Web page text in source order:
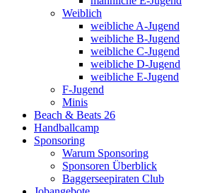
Weiblich
weibliche A-Jugend
weibliche B-Jugend
weibliche C-Jugend
weibliche D-Jugend
weibliche E-Jugend
F-Jugend
Minis
Beach & Beats 26
Handballcamp
Sponsoring
Warum Sponsoring
Sponsoren Überblick
Baggerseepiraten Club